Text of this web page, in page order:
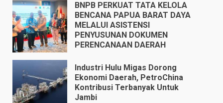
BNPB PERKUAT TATA KELOLA
BENCANA PAPUA BARAT DAYA
MELALUI ASISTENSI
PENYUSUNAN DOKUMEN
PERENCANAAN DAERAH
Industri Hulu Migas Dorong
Ekonomi Daerah, PetroChina
Kontribusi Terbanyak Untuk
Jambi